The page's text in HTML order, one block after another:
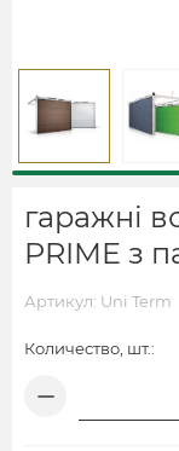
гаражні
PRIME з
Артикул: Uni Term
Количество, шт.: